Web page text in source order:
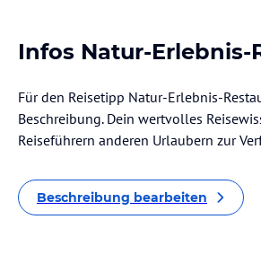
Infos Natur-
Für den Reisetipp Natur-Erlebnis-
Beschreibung. Dein wertvolles
Reiseführern anderen Urlaubern zur
Beschreibung bearbeiten